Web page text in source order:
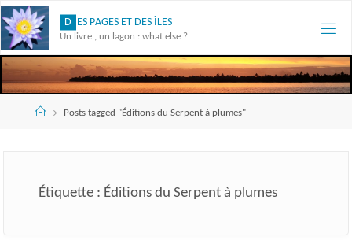
Skip
to
content
D ES PAGES ET DES ÎLES
Un livre , un lagon : what else ?
AccueilPosts tagged "Éditions du Serpent à plumes"
Étiquette : Éditions du Serpent à plumes